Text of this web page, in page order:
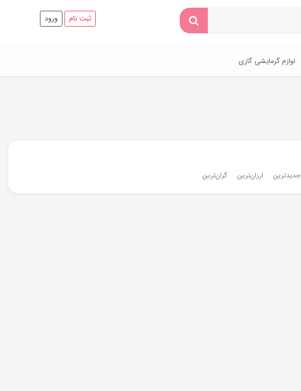
ثبت نام ورود
لوازم گرمایشی گازی
جدیدترین ارزان‌ترین گران‌ترین